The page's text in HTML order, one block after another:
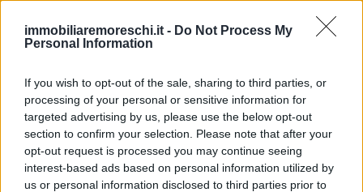
immobiliaremoreschi.it - Do Not Process My
Personal Information
If you wish to opt-out of the sale, sharing to third parties, or
processing of your personal or sensitive information for
targeted advertising by us, please use the below opt-out
section to confirm your selection. Please note that after your
opt-out request is processed you may continue seeing
interest-based ads based on personal information utilized by
us or personal information disclosed to third parties prior to